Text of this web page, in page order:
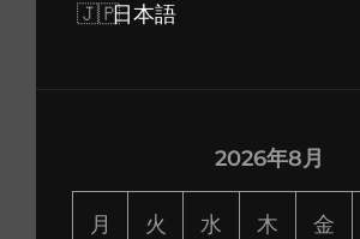
日本語
2026年8月
月 火 水 木 金